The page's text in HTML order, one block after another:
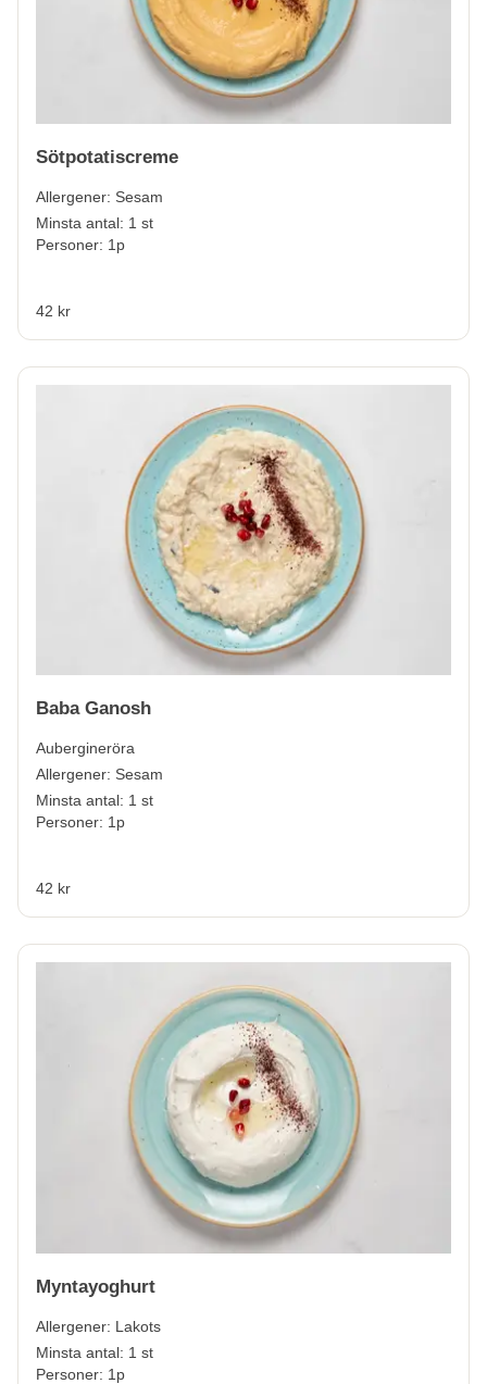
Sötpotatiscreme
Allergener: Sesam
Minsta antal: 1 st
Personer: 1p
42 kr
Baba Ganosh
Aubergineröra
Allergener: Sesam
Minsta antal: 1 st
Personer: 1p
42 kr
Myntayoghurt
Allergener: Lakots
Minsta antal: 1 st
Personer: 1p